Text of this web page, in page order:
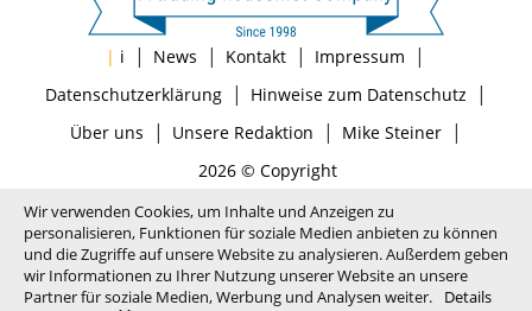
| i | News | Kontakt | Impressum |
Datenschutzerklärung| Hinweise zum Datenschutz |
Über uns | Unsere Redaktion | Mike Steiner|
2026 © Copyright
Wir verwenden Cookies, um Inhalte und Anzeigen zu
personalisieren, Funktionen für soziale Medien anbieten zu können
und die Zugriffe auf unsere Website zu analysieren. Außerdem geben
wir Informationen zu Ihrer Nutzung unserer Website an unsere
Partner für soziale Medien, Werbung und Analysen weiter.
Details